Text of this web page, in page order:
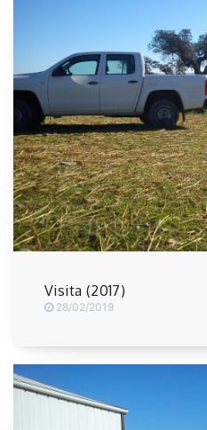
Visita (2017)
28/02/2019